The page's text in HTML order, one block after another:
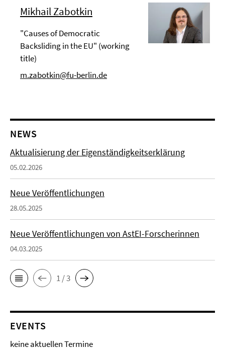
Mikhail Zabotkin
"Causes of Democratic
Backsliding in the EU" (working
title)
m.zabotkin@fu-berlin.de
NEWS
Aktualisierung der Eigenständigkeitserklärung
05.02.2026
Neue Veröffentlichungen
28.05.2025
Neue Veröffentlichungen von AstEI-Forscherinnen
04.03.2025
1 / 3
EVENTS
keine aktuellen Termine